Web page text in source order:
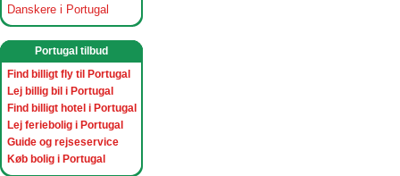
Danskere i Portugal
Portugal tilbud
Find billigt fly til Portugal
Lej billig bil i Portugal
Find billigt hotel i Portugal
Lej feriebolig i Portugal
Guide og rejseservice
Køb bolig i Portugal